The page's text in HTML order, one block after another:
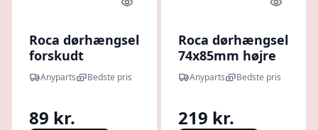
Roca dørhængsel
forskudt
38x37x10mm
AISI 304 -
Anyparts Bedste pris
89 kr.
Roca dørhængsel
74x85mm højre
RF - 1052796
Anyparts Bedste pris
219 kr.